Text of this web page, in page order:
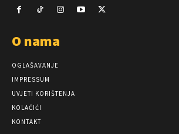
O nama
OGLAŠAVANJE
IMPRESSUM
UVJETI KORIŠTENJA
KOLAČIĆI
KONTAKT